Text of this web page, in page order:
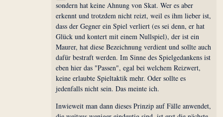
sondern hat keine Ahnung von Skat. Wer es aber
erkennt und trotzdem nicht reizt, weil es ihm lieber ist,
dass der Gegner ein Spiel verliert (es sei denn, er hat
Glück und kontert mit einem Nullspiel), der ist ein
Maurer, hat diese Bezeichnung verdient und sollte auch
dafür bestraft werden. Im Sinne des Spielgedankens ist
eben hier das "Passen", egal bei welchem Reizwert,
keine erlaubte Spieltaktik mehr. Oder sollte es
jedenfalls nicht sein. Das meinte ich.
Inwieweit man dann dieses Prinzip auf Fälle anwendet,